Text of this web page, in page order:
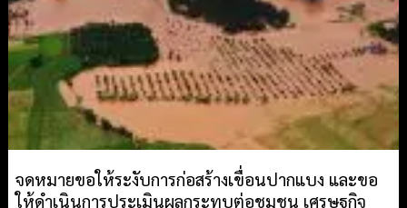
จดหมายขอให้ระงับการก่อสร้างเขื่อนปากแบง และขอ
ให้ดำเนินการประเมินผลกระทบต่อชุมชน เศรษฐกิจ